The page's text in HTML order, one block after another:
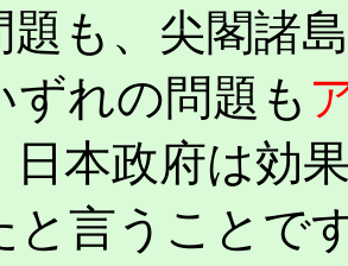
も、尖閣諸
ずれの問題も
日本政府は効
と言うことで